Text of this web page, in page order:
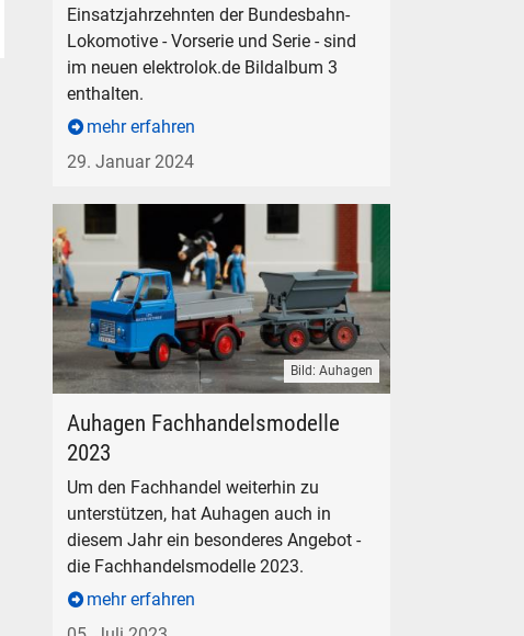
Einsatzjahrzehnten der Bundesbahn-
Lokomotive - Vorserie und Serie - sind
im neuen elektrolok.de Bildalbum 3
enthalten.
mehr erfahren
29. Januar 2024
Bild: Auhagen
Auhagen Fachhandelsmodelle
2023
Um den Fachhandel weiterhin zu
unterstützen, hat Auhagen auch in
diesem Jahr ein besonderes Angebot -
die Fachhandelsmodelle 2023.
mehr erfahren